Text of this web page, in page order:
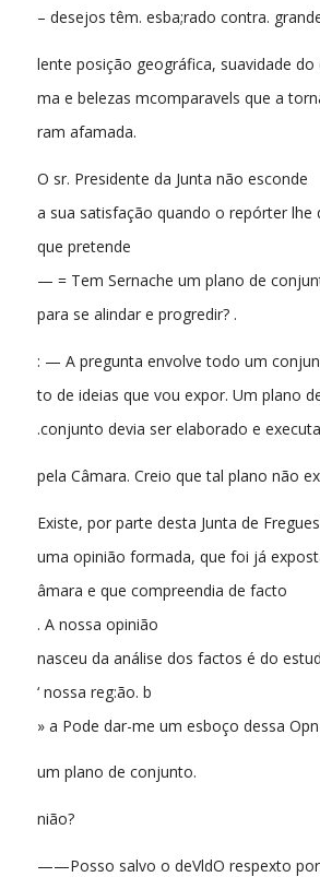
– desejos têm. esba;rado contra.
lente posição geográfica, suavidade do
ma e belezas mcomparavels que a
ram afamada.
O sr. Presidente da Junta não esconde
a sua satisfação quando o repórter lhe
que pretende
— = Tem Sernache um plano de
para se alindar e progredir? .
: — A pregunta envolve todo um
to de ideias que vou expor. Um plano
.conjunto devia ser elaborado e
pela Câmara. Creio que tal plano não
Existe, por parte desta Junta de
uma opinião formada, que foi já
âmara e que compreendia de facto
. A nossa opinião
nasceu da análise dos factos é do
‘ nossa reg:ão. b
» a Pode dar-me um esboço dessa
um plano de conjunto.
nião?
——Posso salvo o deVldO respexto